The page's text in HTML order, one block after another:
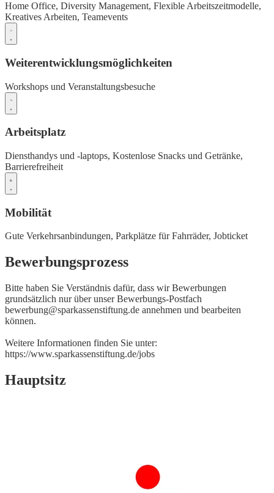
Home Office, Diversity Management, Flexible Arbeitszeitmodelle,
Kreatives Arbeiten, Teamevents
Weiterentwicklungsmöglichkeiten
Workshops und Veranstaltungsbesuche
Arbeitsplatz
Diensthandys und -laptops, Kostenlose Snacks und Getränke,
Barrierefreiheit
Mobilität
Gute Verkehrsanbindungen, Parkplätze für Fahrräder, Jobticket
Bewerbungsprozess
Bitte haben Sie Verständnis dafür, dass wir Bewerbungen
grundsätzlich nur über unser Bewerbungs-Postfach
bewerbung@sparkassenstiftung.de annehmen und bearbeiten
können.
Weitere Informationen finden Sie unter:
https://www.sparkassenstiftung.de/jobs
Hauptsitz